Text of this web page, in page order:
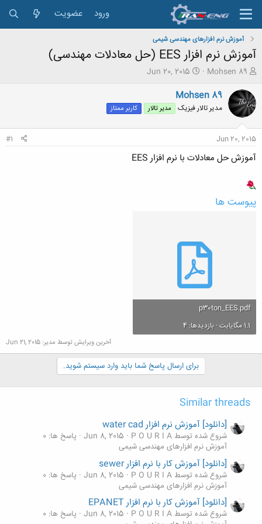
ورود عضویت
آموزش نرم افزارهای مهندسی شیمی
آموزش نرم افزار EES (حل معادلات مهندسی)
ش
و
ع
ک
ه
م
ض
و
ع
Mohsen 89
ت
ر
خ
ع
Jun 20, 2015
Mohsen 89
مدیر تالار فیزیک مدیر تالار کاربر ممتاز
Jun 20, 2015
#1
آموزش حل معادلات با نرم افزار EES
پیوست ها
p30ton_EES.pdf
1.1 مگایابت · بازدیدها: 4
آخرین ویرایش توسط مدیر: Jun 21, 2015
برای ارسال پاسخ شما باید وارد سیستم شوید.
Similar threads
[دانلود] آموزش نرم افزار water cad
شروع شده توسط P O U R I A Jun 8, 2015 پاسخ ها: 0
آموزش نرم افزارهای مهندسی شیمی
[دانلود] آموزش کار با نرم افزار sewer
شروع شده توسط P O U R I A Jun 8, 2015 پاسخ ها: 0
آموزش نرم افزارهای مهندسی شیمی
[دانلود] آموزش کار با نرم افزار EPANET
شروع شده توسط P O U R I A Jun 8, 2015 پاسخ ها: 0